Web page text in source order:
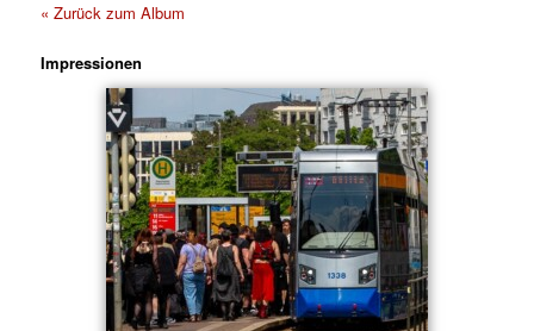
« Zurück zum Album
Impressionen